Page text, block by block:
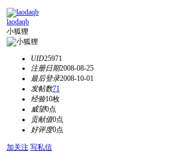
laodaqb
小狐狸
UID25971
注册日期2008-08-25
最后登录2008-10-01
发帖数71
经验10枚
威望0点
贡献值0点
好评度0点
加关注 写私信